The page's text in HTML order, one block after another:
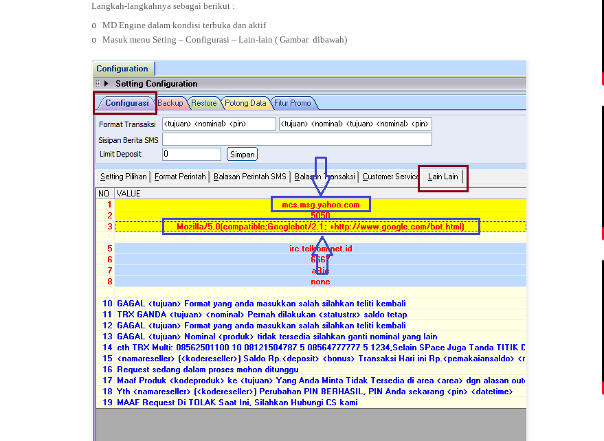
Langkah-langkahnya sebagai berikut :
o MD Engine dalam kondisi terbuka dan aktif
o Masuk menu Seting – Configurasi – Lain-lain ( Gambar dibawah)